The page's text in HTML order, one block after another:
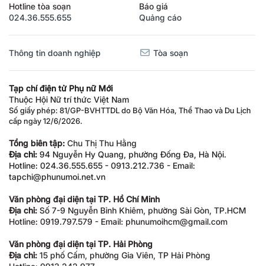
Hotline tòa soạn
024.36.555.655
Báo giá
Quảng cáo
Thông tin doanh nghiệp Tòa soạn
Tạp chí điện tử Phụ nữ Mới
Thuộc Hội Nữ trí thức Việt Nam
Số giấy phép: 81/GP-BVHTTDL do Bộ Văn Hóa, Thể Thao và Du Lịch
cấp ngày 12/6/2026.
Tổng biên tập: Chu Thị Thu Hằng
Địa chỉ: 94 Nguyễn Hy Quang, phường Đống Đa, Hà Nội.
Hotline: 024.36.555.655 - 0913.212.736 - Email:
tapchi@phunumoi.net.vn
Văn phòng đại diện tại TP. Hồ Chí Minh
Địa chỉ: Số 7-9 Nguyễn Bỉnh Khiêm, phường Sài Gòn, TP.HCM
Hotline: 0919.797.579 - Email: phunumoihcm@gmail.com
Văn phòng đại diện tại TP. Hải Phòng
Địa chỉ: 15 phố Cấm, phường Gia Viên, TP Hải Phòng